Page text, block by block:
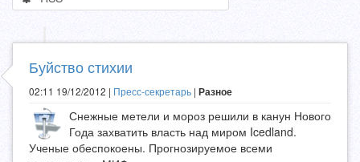
Буйство стихии
02:11 19/12/2012 | Пресс-секретарь | Разное
Снежные метели и мороз решили в канун Нового
Года захватить власть над миром Icedland.
Ученые обеспокоены. Прогнозируемое всеми